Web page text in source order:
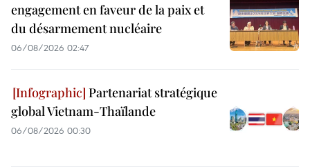
engagement en faveur de la paix et
du désarmement nucléaire
06/08/2026 02:47
Partenariat stratégique
global Vietnam-Thaïlande
06/08/2026 00:30